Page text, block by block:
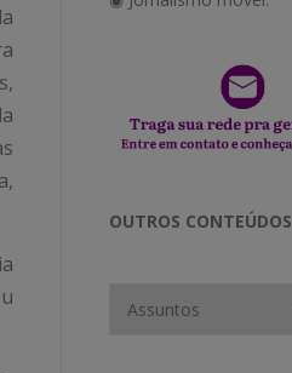
OUTROS CONTEÚDOS